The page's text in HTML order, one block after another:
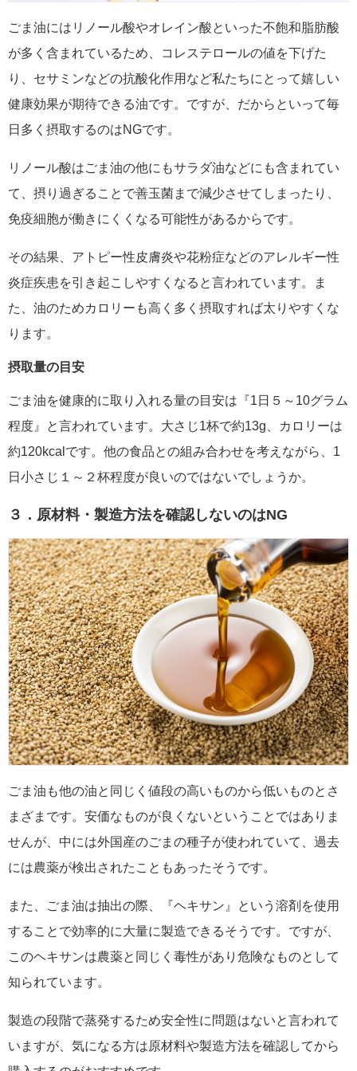
ごま油にはリノール酸やオレイン酸といった不飽和脂肪酸
が多く含まれているため、コレステロールの値を下げた
り、セサミンなどの抗酸化作用など私たちにとって嬉しい
健康効果が期待できる油です。ですが、だからといって毎
日多く摂取するのはNGです。
リノール酸はごま油の他にもサラダ油などにも含まれてい
て、摂り過ぎることで善玉菌まで減少させてしまったり、
免疫細胞が働きにくくなる可能性があるからです。
その結果、アトピー性皮膚炎や花粉症などのアレルギー性
炎症疾患を引き起こしやすくなると言われています。ま
た、油のためカロリーも高く多く摂取すれば太りやすくな
ります。
摂取量の目安
ごま油を健康的に取り入れる量の目安は『1日５～10グラム
程度』と言われています。大さじ1杯で約13g、カロリーは
約120kcalです。他の食品との組み合わせを考えながら、1
日小さじ１～２杯程度が良いのではないでしょうか。
３．原材料・製造方法を確認しないのはNG
ごま油も他の油と同じく値段の高いものから低いものとさ
まざまです。安価なものが良くないということではありま
せんが、中には外国産のごまの種子が使われていて、過去
には農薬が検出されたこともあったそうです。
また、ごま油は抽出の際、『ヘキサン』という溶剤を使用
することで効率的に大量に製造できるそうです。ですが、
このヘキサンは農薬と同じく毒性があり危険なものとして
知られています。
製造の段階で蒸発するため安全性に問題はないと言われて
いますが、気になる方は原材料や製造方法を確認してから